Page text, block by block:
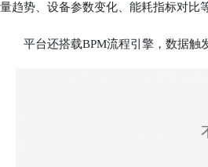
量趋势、设备参数变化、能耗指标对比
平台还搭载BPM流程引擎，数据触发